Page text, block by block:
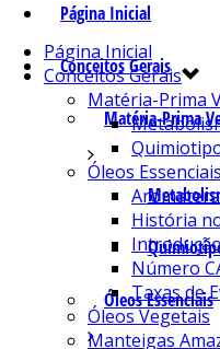
Página Inicial
Conceitos Gerais
Matéria-Prima
Óleos Essenciais
Página Inicial
Conceitos Gerais
Matéria-Prima
Óleos Essenciais
História
Número
Taxas de
Óleos Vegetais
Manteigas